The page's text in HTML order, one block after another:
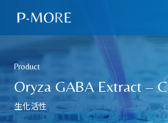
Product
Oryza GABA Extract – C
生化活性